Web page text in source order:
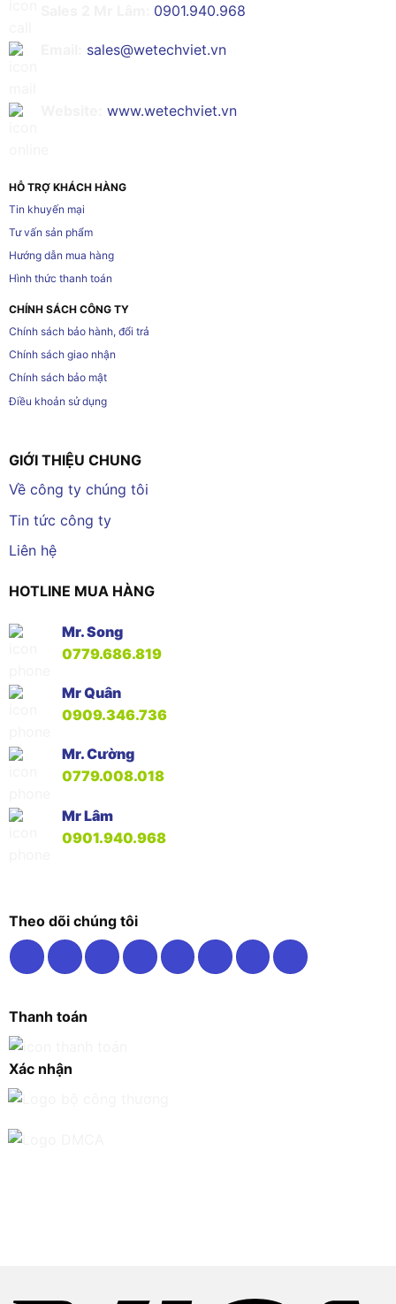
0901.940.968
sales@wetechviet.vn
www.wetechviet.vn
HỖ TRỢ KHÁCH HÀNG
Tin khuyến mại
Tư vấn sản phẩm
Hướng dẫn mua hàng
Hình thức thanh toán
CHÍNH SÁCH CÔNG TY
Chính sách bảo hành, đổi trả
Chính sách giao nhận
Chính sách bảo mật
Điều khoản sử dụng
GIỚI THIỆU CHUNG
Về công ty chúng tôi
Tin tức công ty
Liên hệ
HOTLINE MUA HÀNG
Mr. Song
0779.686.819
Mr Quân
0909.346.736
Mr. Cường
0779.008.018
Mr Lâm
0901.940.968
Theo dõi chúng tôi
Thanh toán
Xác nhận